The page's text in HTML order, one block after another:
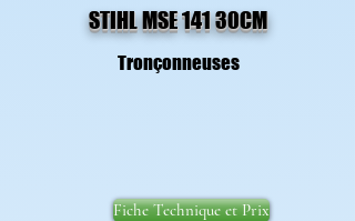
STIHL MSE 141 30CM
Tronçonneuses
Fiche Technique et Prix